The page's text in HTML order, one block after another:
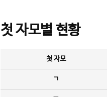
첫 자모별 현황
첫 자모
ㄱ